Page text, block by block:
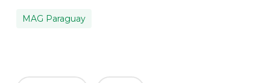
MAG Paraguay